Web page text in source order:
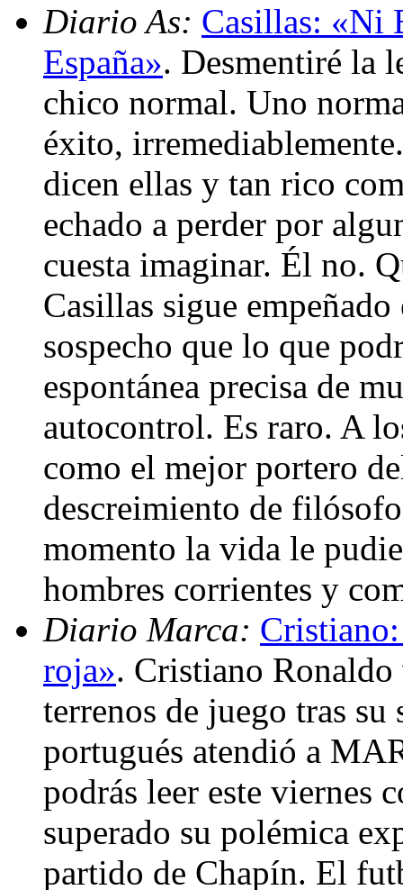
Diario As: Casillas: «Ni
España». Desmentiré la
chico normal. Uno
éxito,
dicen ellas y tan rico
echado a perder por
cuesta imaginar. Él no.
Casillas sigue
sospecho que lo que
espontánea precisa de
autocontrol. Es raro. A
como el mejor portero
descreimiento de
momento la vida le
hombres corrientes y
Diario Marca:
roja». Cristiano Ronaldo
terrenos de juego tras
portugués atendió a
podrás leer este viernes
superado su polémica
partido de Chapín. El